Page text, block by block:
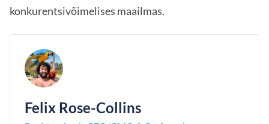
konkurentsivõimelises maailmas.
Felix Rose-Collins